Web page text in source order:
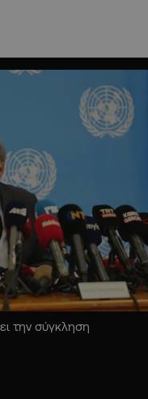
την σύγκληση